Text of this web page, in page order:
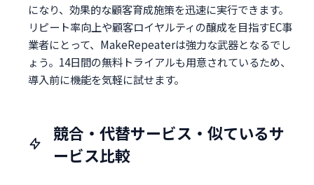
になり、効果的な顧客育成施策を迅速に実行できます。
リピート率向上や顧客ロイヤルティの醸成を目指すEC事
業者にとって、MakeRepeaterは強力な武器となるでし
ょう。14日間の無料トライアルも用意されているため、
導入前に機能を気軽に試せます。
競合・代替サービス・似ているサ
ービス比較